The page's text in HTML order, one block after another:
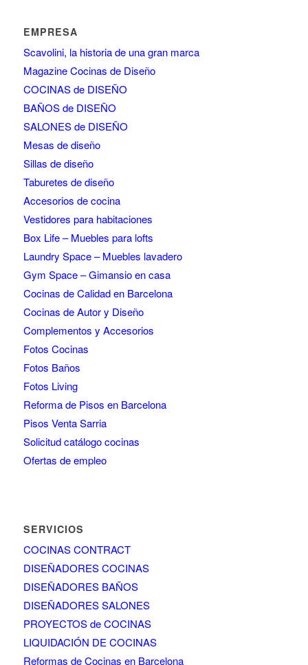
EMPRESA
Scavolini, la historia de una gran marca
Magazine Cocinas de Diseño
COCINAS de DISEÑO
BAÑOS de DISEÑO
SALONES de DISEÑO
Mesas de diseño
Sillas de diseño
Taburetes de diseño
Accesorios de cocina
Vestidores para habitaciones
Box Life – Muebles para lofts
Laundry Space – Muebles lavadero
Gym Space – Gimansio en casa
Cocinas de Calidad en Barcelona
Cocinas de Autor y Diseño
Complementos y Accesorios
Fotos Cocinas
Fotos Baños
Fotos Living
Reforma de Pisos en Barcelona
Pisos Venta Sarria
Solicitud catálogo cocinas
Ofertas de empleo
SERVICIOS
COCINAS CONTRACT
DISEÑADORES COCINAS
DISEÑADORES BAÑOS
DISEÑADORES SALONES
PROYECTOS de COCINAS
LIQUIDACIÓN DE COCINAS
Reformas de Cocinas en Barcelona